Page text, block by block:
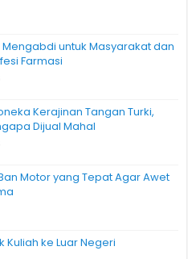
Mengabdi untuk Masyarakat dan
Farmasi
Kerajinan Tangan Turki,
Dijual Mahal
Motor yang Tepat Agar Awet
Kuliah ke Luar Negeri